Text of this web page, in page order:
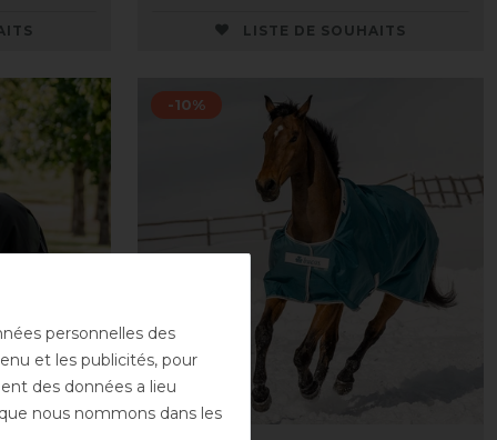
LISTE DE SOUHAITS
-10%
personnelles des
et les publicités, pour
des données a lieu
nous nommons dans les